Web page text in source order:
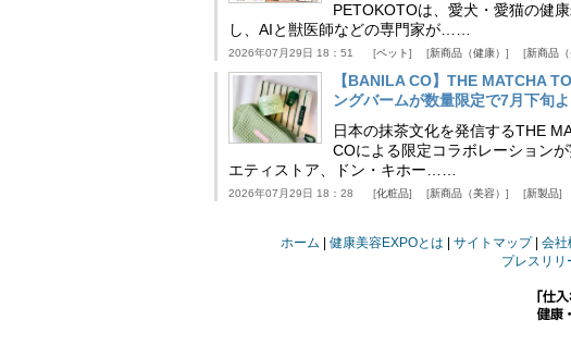
PETOKOTOは、愛犬・愛猫の健
し、AIと獣医師などの専門家が……
2026年07月29日 18：51 ペット 新商品（健康） 新商品（
【BANILA CO】THE MATCHA
ングバームが数量限定で7月下旬
日本の抹茶文化を発信するTHE
COによる限定コラボレーション
エティストア、ドン・キホー……
2026年07月29日 18：28 化粧品 新商品（美容） 新製品
ホーム 健康美容EXPOとは サイトマップ 会社
プレスリリ